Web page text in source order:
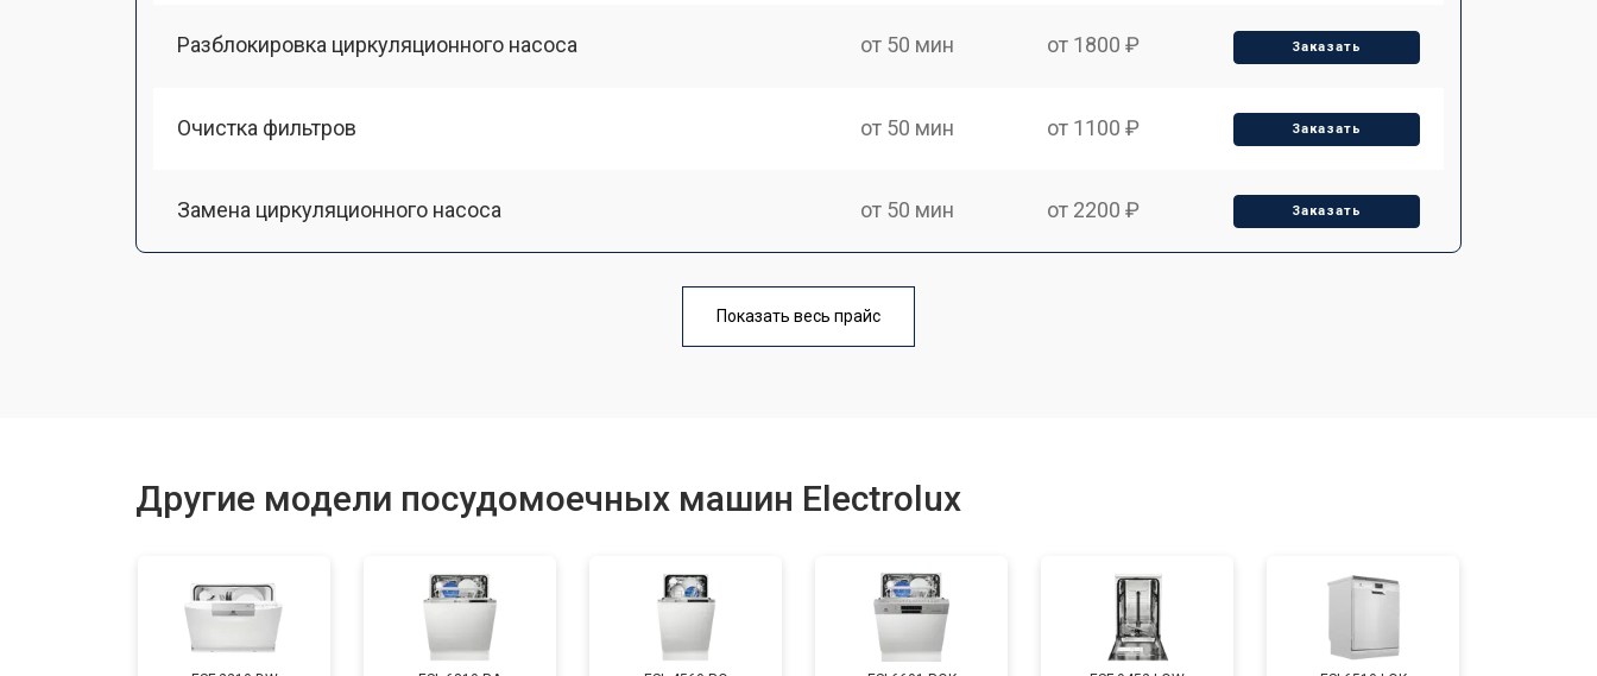
Разблокировка циркуляционного насоса от 50 мин от 1800 ₽ Заказать
Очистка фильтров от 50 мин от 1100 ₽ Заказать
Замена циркуляционного насоса от 50 мин от 2200 ₽ Заказать
от 100 мин
Ремонт или замена петли двери от 60 мин от 1000 ₽
Показать весь прайс
Другие модели посудомоечных машин Electrolux